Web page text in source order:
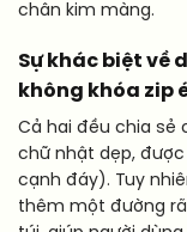
chân kim màng.
Sự khác biệt về
không khóa zip
Cả hai đều chia sẻ
chữ nhật dẹp,
cạnh đáy). Tuy
thêm một đường